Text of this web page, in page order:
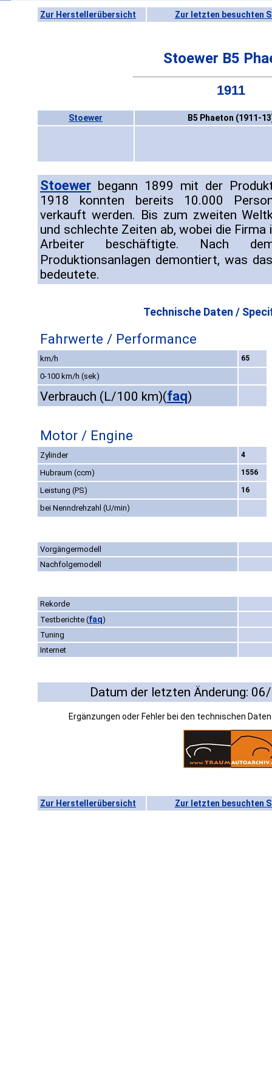
Zur Herstellerübersicht Zur letzten besuchten
Stoewer B5
1911
Stoewer B5 Phaeton (1911-
Stoewer begann 1899 mit der
1918 konnten bereits 10.000
verkauft werden. Bis zum zweiten
und schlechte Zeiten ab, wobei die
Arbeiter beschäftigte. Nach
Produktionsanlagen demontiert, was
bedeutete.
Technische Daten /
Fahrwerte / Performance
km/h 65
0-100 km/h (sek)
Verbrauch (L/100 km)(faq)
Motor / Engine
Zylinder 4
Hubraum (ccm) 1556
Leistung (PS) 16
bei Nenndrehzahl (U/min)
Vorgängermodell
Nachfolgemodell
Rekorde
Testberichte (faq)
Tuning
Internet
Datum der letzten Änderung:
Ergänzungen oder Fehler bei den technischen
Zur Herstellerübersicht Zur letzten besuchten